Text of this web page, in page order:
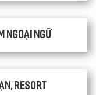
ngoại ngữ
resort
thống
quý